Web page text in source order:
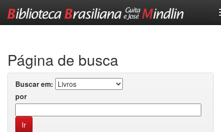
Página de busca
Buscar em:
por